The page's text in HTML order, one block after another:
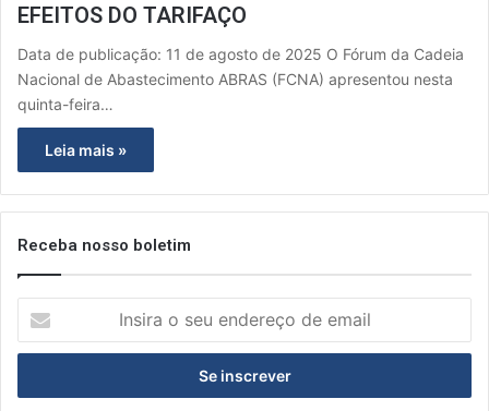
EFEITOS DO TARIFAÇO
Data de publicação: 11 de agosto de 2025 O Fórum da Cadeia
Nacional de Abastecimento ABRAS (FCNA) apresentou nesta
quinta-feira…
Leia mais »
Receba nosso boletim
s
r